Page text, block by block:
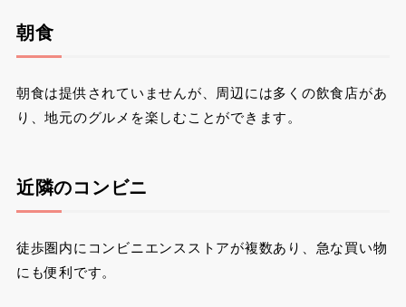
朝食
朝食は提供されていませんが、周辺には多くの飲食店があ
り、地元のグルメを楽しむことができます。
近隣のコンビニ
徒歩圏内にコンビニエンスストアが複数あり、急な買い物
にも便利です。